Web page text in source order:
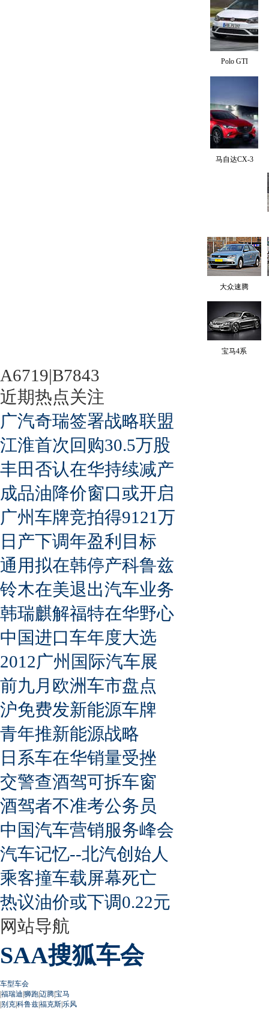
Polo GTI
马自达CX-3
大众速腾
宝马4系
A6719|B7843
近期热点关注
广汽奇瑞签署战略联盟
江淮首次回购30.5万股
丰田否认在华持续减产
成品油降价窗口或开启
广州车牌竞拍得9121万
日产下调年盈利目标
通用拟在韩停产科鲁兹
铃木在美退出汽车业务
韩瑞麒解福特在华野心
中国进口车年度大选
2012广州国际汽车展
前九月欧洲车市盘点
沪免费发新能源车牌
青年推新能源战略
日系车在华销量受挫
交警查酒驾可拆车窗
酒驾者不准考公务员
中国汽车营销服务峰会
汽车记忆--北汽创始人
乘客撞车载屏幕死亡
热议油价或下调0.22元
网站导航
SAA搜狐车会
车型车会
|福瑞迪|狮跑|迈腾|宝马
|别克|科鲁兹|福克斯|乐风